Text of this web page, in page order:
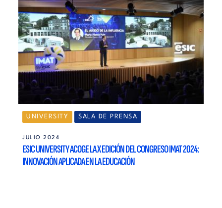
UNIVERSITY SALA DE PRENSA
JULIO 2024
ESIC UNIVERSITY ACOGE LA X EDICIÓN DEL CONGRESO IMAT 2024:
INNOVACIÓN APLICADA EN LA EDUCACIÓN